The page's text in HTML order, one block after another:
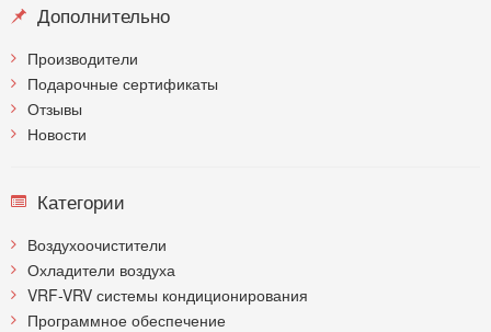
Дополнительно
Производители
Подарочные сертификаты
Отзывы
Новости
Категории
Воздухоочистители
Охладители воздуха
VRF-VRV системы кондиционирования
Программное обеспечение